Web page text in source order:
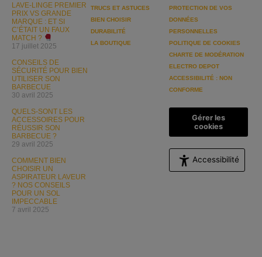
LAVE-LINGE PREMIER
PRIX VS GRANDE
MARQUE : ET SI
C’ÉTAIT UN FAUX
MATCH ?
17 juillet 2025
CONSEILS DE
SÉCURITÉ POUR BIEN
UTILISER SON
BARBECUE
30 avril 2025
QUELS-SONT LES
ACCESSOIRES POUR
RÉUSSIR SON
BARBECUE ?
29 avril 2025
COMMENT BIEN
CHOISIR UN
ASPIRATEUR LAVEUR
? NOS CONSEILS
POUR UN SOL
IMPECCABLE
7 avril 2025
TRUCS ET ASTUCES
BIEN CHOISIR
DURABILITÉ
LA BOUTIQUE
PROTECTION DE VOS
DONNÉES
PERSONNELLES
POLITIQUE DE COOKIES
CHARTE DE MODÉRATION
ELECTRO DEPOT
ACCESSIBILITÉ : NON
CONFORME
Gérer les
cookies
Accessibilité